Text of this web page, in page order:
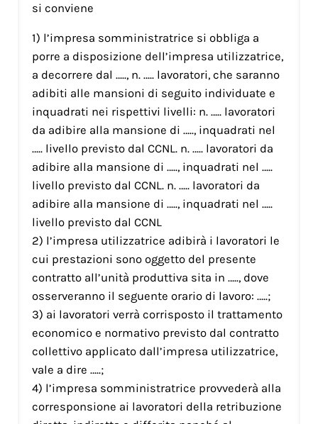
si conviene
1) l’impresa somministratrice si obbliga a
porre a disposizione dell’impresa utilizzatrice,
a decorrere dal ….., n. ….. lavoratori, che saranno
adibiti alle mansioni di seguito individuate e
inquadrati nei rispettivi livelli: n. ….. lavoratori
da adibire alla mansione di ….., inquadrati nel
….. livello previsto dal CCNL. n. ….. lavoratori da
adibire alla mansione di ….., inquadrati nel …..
livello previsto dal CCNL. n. ….. lavoratori da
adibire alla mansione di ….., inquadrati nel …..
livello previsto dal CCNL
2) l’impresa utilizzatrice adibirà i lavoratori le
cui prestazioni sono oggetto del presente
contratto all’unità produttiva sita in ….., dove
osserveranno il seguente orario di lavoro: …..;
3) ai lavoratori verrà corrisposto il trattamento
economico e normativo previsto dal contratto
collettivo applicato dall’impresa utilizzatrice,
vale a dire …..;
4) l’impresa somministratrice provvederà alla
corresponsione ai lavoratori della retribuzione